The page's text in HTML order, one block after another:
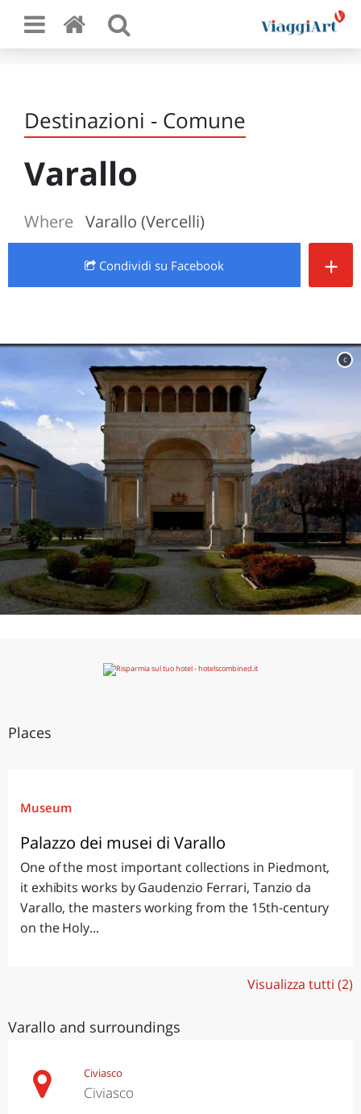
Destinazioni - Comune
Varallo
Where Varallo (Vercelli)
Condividi su Facebook +
c
Places
Museum
Palazzo dei musei di Varallo
One of the most important collections in Piedmont,
it exhibits works by Gaudenzio Ferrari, Tanzio da
Varallo, the masters working from the 15th-century
on the Holy...
Visualizza tutti (2)
Varallo and surroundings
Civiasco
Civiasco